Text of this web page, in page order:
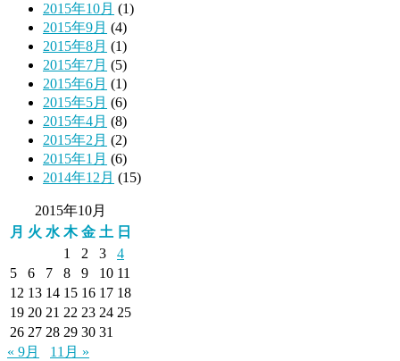
2015年10月 (1)
2015年9月 (4)
2015年8月 (1)
2015年7月 (5)
2015年6月 (1)
2015年5月 (6)
2015年4月 (8)
2015年2月 (2)
2015年1月 (6)
2014年12月 (15)
2015年10月
月 火 水 木 金 土 日
1
2 3
4
5
6 7 8 9 10 11
12 13 14 15 16 17 18
19 20 21 22 23 24 25
26 27 28 29 30 31
« 9月
11月 »